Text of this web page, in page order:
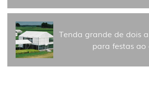
Tenda grande de dois
para festas ao